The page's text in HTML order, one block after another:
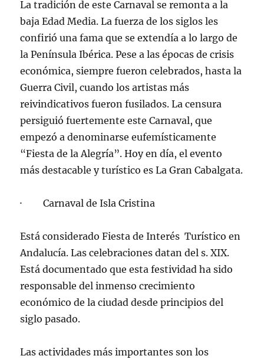
La tradición de este Carnaval se remonta a la
baja Edad Media. La fuerza de los siglos les
confirió una fama que se extendía a lo largo de
la Península Ibérica. Pese a las épocas de crisis
económica, siempre fueron celebrados, hasta la
Guerra Civil, cuando los artistas más
reivindicativos fueron fusilados. La censura
persiguió fuertemente este Carnaval, que
empezó a denominarse eufemísticamente
“Fiesta de la Alegría”. Hoy en día, el evento
más destacable y turístico es La Gran Cabalgata.
· Carnaval de Isla Cristina
Está considerado Fiesta de Interés Turístico en
Andalucía. Las celebraciones datan del s. XIX.
Está documentado que esta festividad ha sido
responsable del inmenso crecimiento
económico de la ciudad desde principios del
siglo pasado.
Las actividades más importantes son los